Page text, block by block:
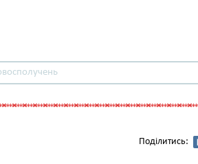
Поділитись: